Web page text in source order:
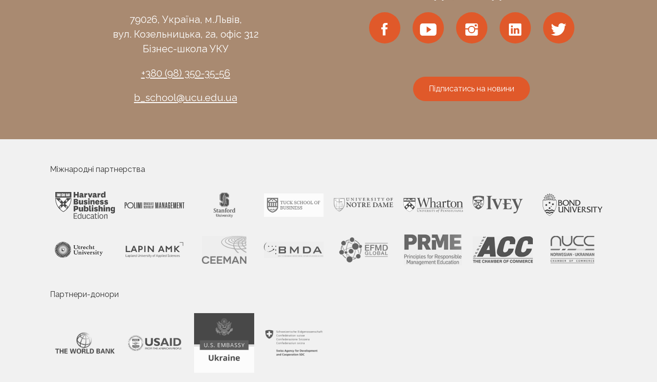
79026, Україна, м.Львів,
вул. Козельницька, 2а, офіс 312
Бізнес-школа УКУ
+380 (98) 350-35-56
b_school@ucu.edu.ua
Підписатись на новини
Міжнародні партнерства
Партнери-донори